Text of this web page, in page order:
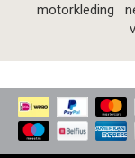
motorkleding